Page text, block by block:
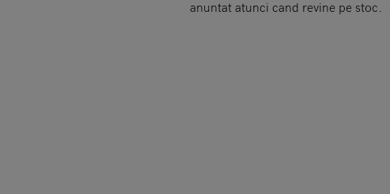
anuntat atunci cand revine pe stoc.